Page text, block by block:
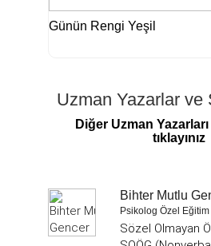
Günün Rengi Yeşil
Uzman Yazarlar ve
Diğer Uzman
tıklayınız
Bihter Mutlu
Psikolog Özel Eğitim
Sözel Olmayan